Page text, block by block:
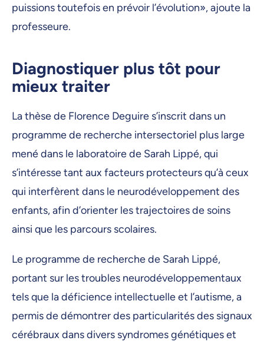
puissions toutefois en prévoir l’évolution», ajoute la
professeure.
Diagnostiquer plus tôt pour
mieux traiter
La thèse de Florence Deguire s’inscrit dans un
programme de recherche intersectoriel plus large
mené dans le laboratoire de Sarah Lippé, qui
s’intéresse tant aux facteurs protecteurs qu’à ceux
qui interfèrent dans le neurodéveloppement des
enfants, afin d’orienter les trajectoires de soins
ainsi que les parcours scolaires.
Le programme de recherche de Sarah Lippé,
portant sur les troubles neurodéveloppementaux
tels que la déficience intellectuelle et l’autisme, a
permis de démontrer des particularités des signaux
cérébraux dans divers syndromes génétiques et